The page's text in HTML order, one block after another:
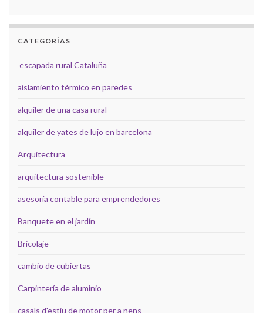
CATEGORÍAS
escapada rural Cataluña
aislamiento térmico en paredes
alquiler de una casa rural
alquiler de yates de lujo en barcelona
Arquitectura
arquitectura sostenible
asesoría contable para emprendedores
Banquete en el jardín
Bricolaje
cambio de cubiertas
Carpintería de aluminio
casals d'estiu de motor per a nens